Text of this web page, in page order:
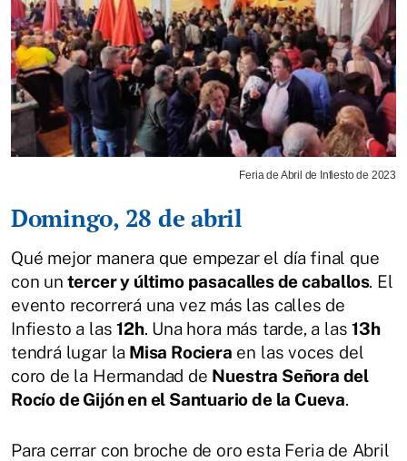
Feria de Abril de Infiesto de 2023
Domingo, 28 de abril
Qué mejor manera que empezar el día final que
con un tercer y último pasacalles de caballos. El
evento recorrerá una vez más las calles de
Infiesto a las12h. Una hora más tarde, a las13h
tendrá lugar la Misa Rociera en las voces del
coro de la Hermandad de Nuestra Señora del
Rocío de Gijón en el Santuario de la Cueva.
Para cerrar con broche de oro esta Feria de Abril